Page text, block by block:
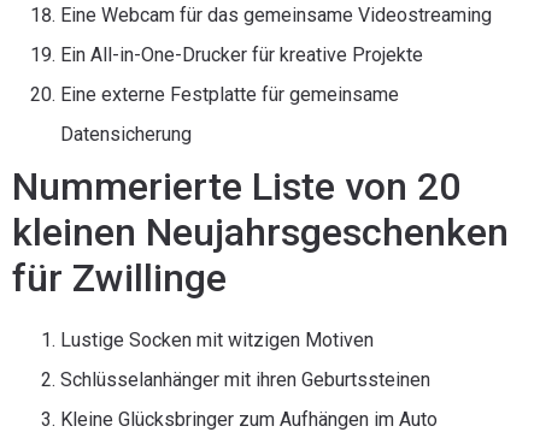
Eine Webcam für das gemeinsame Videostreaming
Ein All-in-One-Drucker für kreative Projekte
Eine externe Festplatte für gemeinsame
Datensicherung
Nummerierte Liste von 20
kleinen Neujahrsgeschenken
für Zwillinge
Lustige Socken mit witzigen Motiven
Schlüsselanhänger mit ihren Geburtssteinen
Kleine Glücksbringer zum Aufhängen im Auto